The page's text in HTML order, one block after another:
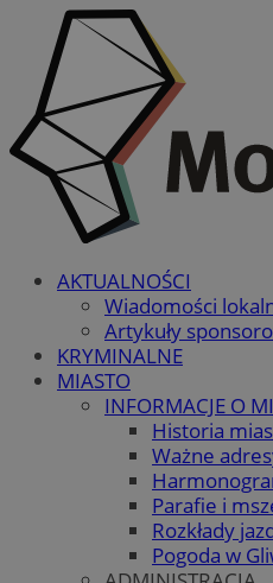
AKTUALNOŚCI
Wiadomości
Artykuły
KRYMINALNE
MIASTO
INFORMACJE O
Historia
Ważne
Parafie i
Rozkłady
Pogoda w